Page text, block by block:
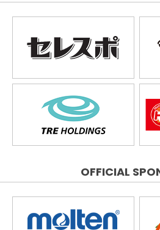
OFFICIAL